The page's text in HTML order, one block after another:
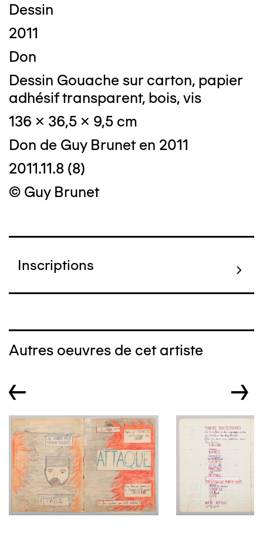
Dessin
2011
Don
Dessin Gouache sur carton, papier
adhésif transparent, bois, vis
136 x 36,5 x 9,5 cm
Don de Guy Brunet en 2011
2011.11.8 (8)
© Guy Brunet
Inscriptions
Autres oeuvres de cet artiste
← →